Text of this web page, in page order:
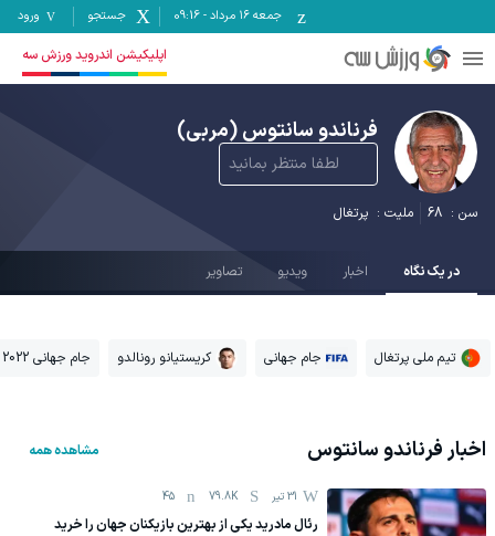
جمعه ۱۶ مرداد -
09:16 جستجو ورود
اپلیکیشن اندروید ورزش سه
فرناندو سانتوس(مربی)
لطفا منتظر بمانید
سن : 68 ملیت : پرتغال
در یک نگاه اخبار ویدیو تصاویر
تیم ملی پرتغال جام جهانی کریستیانو رونالدو جام جهانی 2022 قطر
اخبارفرناندو سانتوس مشاهده همه
31 تیر 79.8K
45
رئال مادرید یکی از بهترین بازیکنان جهان را خرید